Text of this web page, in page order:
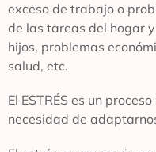
exceso de trabajo o
de las tareas del hogar
hijos, problemas
salud, etc.
El ESTRÉS es un
necesidad de